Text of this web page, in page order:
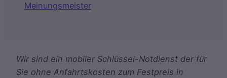
Meinungsmeister
Wir sind ein mobiler Schlüssel-Notdienst der für
Sie ohne Anfahrtskosten zum Festpreis in